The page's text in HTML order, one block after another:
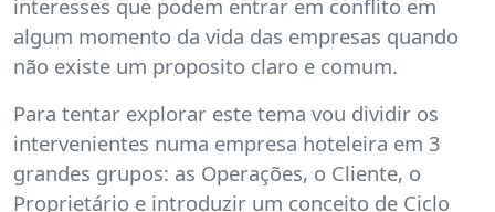
interesses que podem entrar em conflito em
algum momento da vida das empresas quando
não existe um proposito claro e comum.
Para tentar explorar este tema vou dividir os
intervenientes numa empresa hoteleira em 3
grandes grupos: as Operações, o Cliente, o
Proprietário e introduzir um conceito de Ciclo